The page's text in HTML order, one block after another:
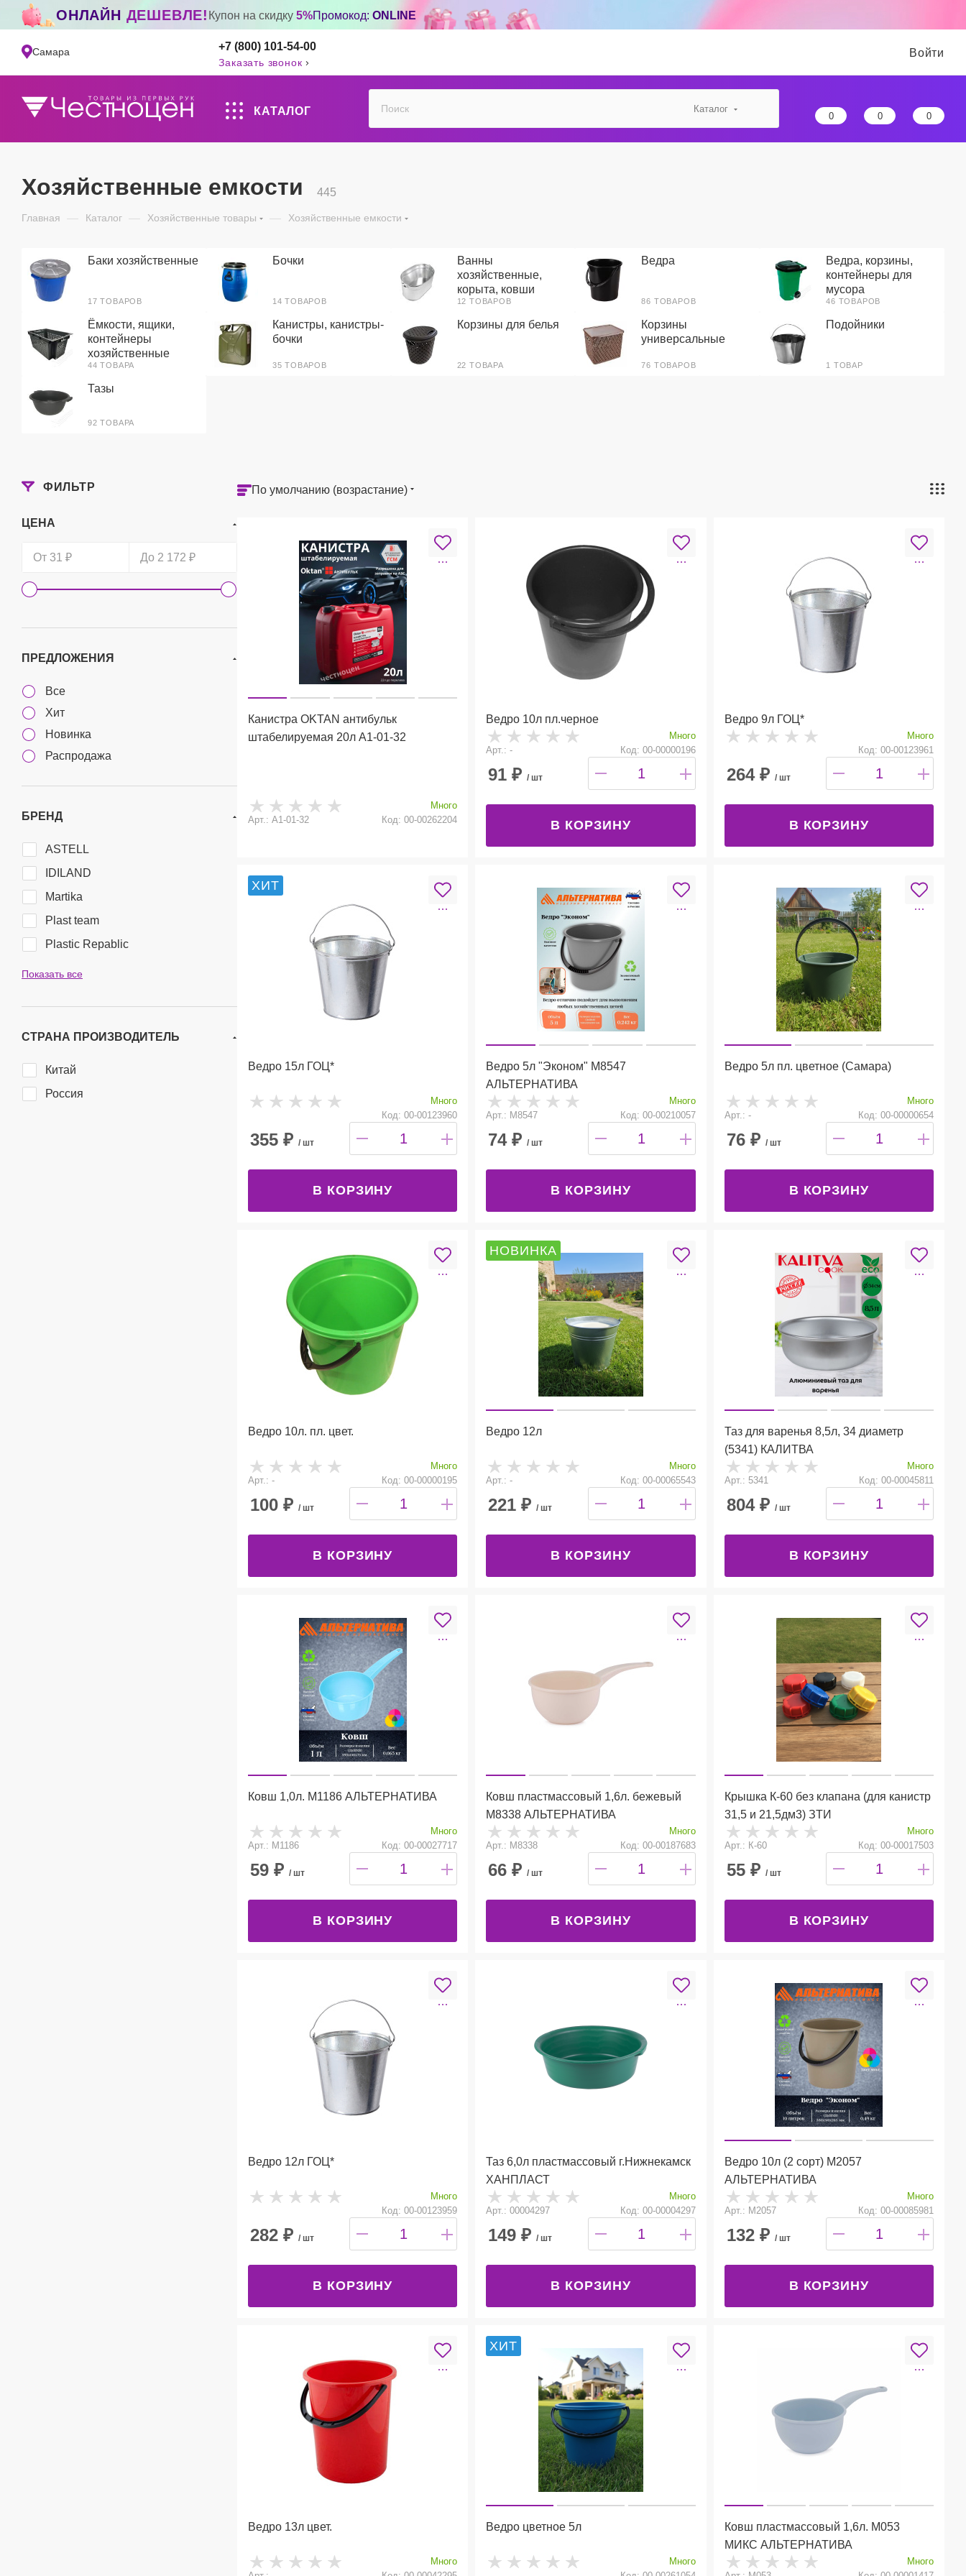
ОНЛАЙН ДЕШЕВЛЕ! Купон на скидку5%Промокод:ONLINE
Самара +7 (800) 101-54-00
Заказать звонок
Войти
КАТАЛОГ Каталог
0 0 0
Хозяйственные емкости 445
Главная — Каталог — Хозяйственные товары — Хозяйственные емкости
Баки хозяйственные
17 ТОВАРОВ
Бочки
14 ТОВАРОВ
Ванны
хозяйственные,
корыта, ковши
12 ТОВАРОВ
Ведра
86 ТОВАРОВ
Ведра, корзины,
контейнеры для
мусора
46 ТОВАРОВ
Ёмкости, ящики,
контейнеры
хозяйственные
44 ТОВАРА
Канистры, канистры-
бочки
35 ТОВАРОВ
Корзины для белья
22 ТОВАРА
Корзины
универсальные
76 ТОВАРОВ
Подойники
1 ТОВАР
Тазы
92 ТОВАРА
По умолчанию (возрастание)
Канистра OKTAN антибульк
штабелируемая 20л А1-01-32
Много
Арт.: А1-01-32
Код: 00-00262204
Ведро 10л пл.черное
Много
Арт.: -
Код: 00-00000196
91 ₽ / шт
В КОРЗИНУ
Ведро 9л ГОЦ*
Много
Код: 00-00123961
264₽ / шт
В КОРЗИНУ
ХИТ
Ведро 15л ГОЦ*
Много
Код: 00-00123960
355 ₽ / шт
В КОРЗИНУ
Ведро 5л "Эконом" М8547
АЛЬТЕРНАТИВА
Много
Арт.: М8547
Код: 00-00210057
74₽ / шт
В КОРЗИНУ
Ведро 5л пл. цветное (Самара)
Много
Арт.: -
Код: 00-00000654
76₽ / шт
В КОРЗИНУ
Ведро 10л. пл. цвет.
Много
Арт.: -
Код: 00-00000195
100 ₽ / шт
В КОРЗИНУ
НОВИНКА
Ведро 12л
Много
Арт.: -
Код: 00-00065543
221 ₽ / шт
В КОРЗИНУ
Таз для варенья 8,5л, 34 диаметр
(5341) КАЛИТВА
Много
Арт.: 5341
Код: 00-00045811
804₽ / шт
В КОРЗИНУ
Ковш 1,0л. М1186 АЛЬТЕРНАТИВА
Много
Арт.: М1186
Код: 00-00027717
59 ₽ / шт
В КОРЗИНУ
Ковш пластмассовый 1,6л. бежевый
М8338 АЛЬТЕРНАТИВА
Много
Арт.: М8338
Код: 00-00187683
66 ₽ / шт
В КОРЗИНУ
Крышка К-60 без клапана (для канистр
31,5 и 21,5дм3) ЗТИ
Много
Арт.: К-60
Код: 00-00017503
55₽ / шт
В КОРЗИНУ
Ведро 12л ГОЦ*
Много
Код: 00-00123959
282 ₽ / шт
В КОРЗИНУ
Таз 6,0л пластмассовый г.Нижнекамск
ХАНПЛАСТ
Много
Арт.: 00004297
Код: 00-00004297
149 ₽ / шт
В КОРЗИНУ
Ведро 10л (2 сорт) М2057
АЛЬТЕРНАТИВА
Много
Арт.: М2057
Код: 00-00085981
132₽ / шт
В КОРЗИНУ
Ведро 13л цвет.
Много
ХИТ
Ведро цветное 5л
Много
Ковш пластмассовый 1,6л. М053
МИКС АЛЬТЕРНАТИВА
Много
ФИЛЬТР
ЦЕНА
ПРЕДЛОЖЕНИЯ
Все
Хит
Новинка
Распродажа
БРЕНД
ASTELL
IDILAND
Martika
Plast team
Plastic Repablic
Показать все
СТРАНА ПРОИЗВОДИТЕЛЬ
Китай
Россия